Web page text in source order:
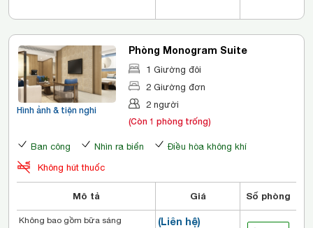
Hình ảnh & tiện nghi
Phòng Monogram Suite
1 Giường đôi
2 Giường đơn
2 người
(Còn 1 phòng trống)
Ban công Nhìn ra biển
Điều hòa không khí
Không hút thuốc
Mô tả Giá Số phòng
(Liên hệ)
Không bao gồm bữa sáng